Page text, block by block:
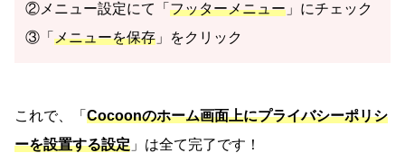
②メニュー設定にて「 フッターメニュー 」にチェック
③「 メニューを保存 」をクリック
これで、「 Cocoonのホーム画面上にプライバシーポリシ
ーを設置する設定 」は全て完了です！